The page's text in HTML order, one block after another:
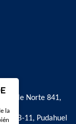
Valle Norte 841,
B-11, Pudahuel
la